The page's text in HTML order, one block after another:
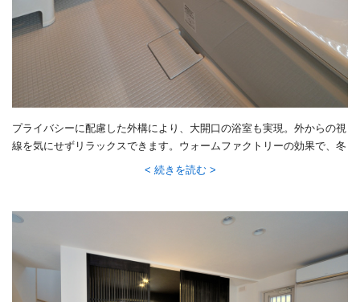
プライバシーに配慮した外構により、大開口の浴室も実現。外からの視
線を気にせずリラックスできます。ウォームファクトリーの効果で、冬
続きを読む